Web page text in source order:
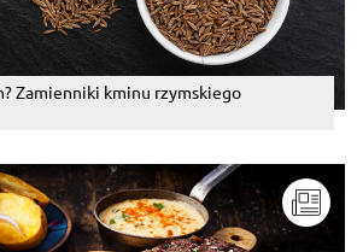
Zamienniki kminu rzymskiego